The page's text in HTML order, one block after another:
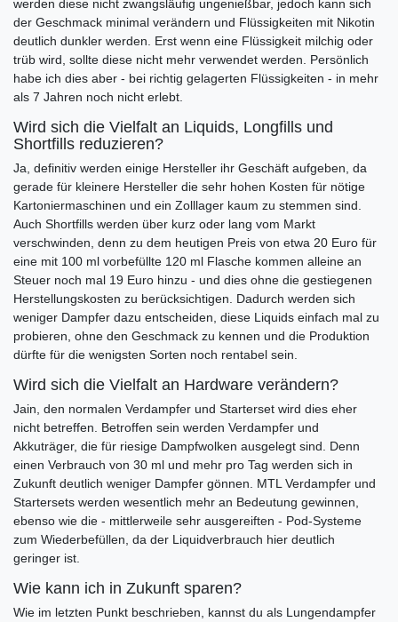
werden diese nicht zwangsläufig ungenießbar, jedoch kann sich
der Geschmack minimal verändern und Flüssigkeiten mit Nikotin
deutlich dunkler werden. Erst wenn eine Flüssigkeit milchig oder
trüb wird, sollte diese nicht mehr verwendet werden. Persönlich
habe ich dies aber - bei richtig gelagerten Flüssigkeiten - in mehr
als 7 Jahren noch nicht erlebt.
Wird sich die Vielfalt an Liquids, Longfills und
Shortfills reduzieren?
Ja, definitiv werden einige Hersteller ihr Geschäft aufgeben, da
gerade für kleinere Hersteller die sehr hohen Kosten für nötige
Kartoniermaschinen und ein Zolllager kaum zu stemmen sind.
Auch Shortfills werden über kurz oder lang vom Markt
verschwinden, denn zu dem heutigen Preis von etwa 20 Euro für
eine mit 100 ml vorbefüllte 120 ml Flasche kommen alleine an
Steuer noch mal 19 Euro hinzu - und dies ohne die gestiegenen
Herstellungskosten zu berücksichtigen. Dadurch werden sich
weniger Dampfer dazu entscheiden, diese Liquids einfach mal zu
probieren, ohne den Geschmack zu kennen und die Produktion
dürfte für die wenigsten Sorten noch rentabel sein.
Wird sich die Vielfalt an Hardware verändern?
Jain, den normalen Verdampfer und Starterset wird dies eher
nicht betreffen. Betroffen sein werden Verdampfer und
Akkuträger, die für riesige Dampfwolken ausgelegt sind. Denn
einen Verbrauch von 30 ml und mehr pro Tag werden sich in
Zukunft deutlich weniger Dampfer gönnen. MTL Verdampfer und
Startersets werden wesentlich mehr an Bedeutung gewinnen,
ebenso wie die - mittlerweile sehr ausgereiften - Pod-Systeme
zum Wiederbefüllen, da der Liquidverbrauch hier deutlich
geringer ist.
Wie kann ich in Zukunft sparen?
Wie im letzten Punkt beschrieben, kannst du als Lungendampfer